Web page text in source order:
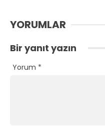
YORUMLAR
Bir yanıt yazın
Yorum *